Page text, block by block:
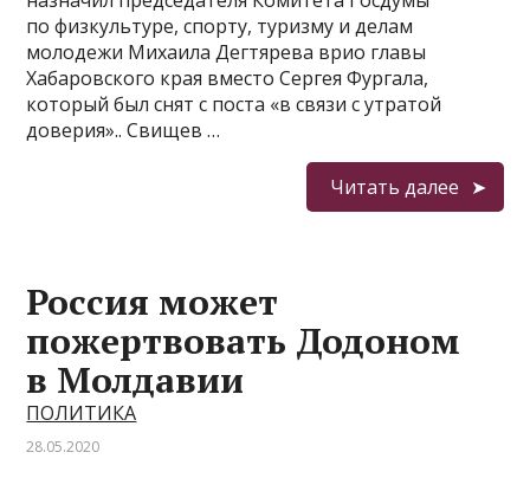
по физкультуре, спорту, туризму и делам
молодежи Михаила Дегтярева врио главы
Хабаровского края вместо Сергея Фургала,
который был снят с поста «в связи с утратой
доверия».. Свищев …
Читать далее
Россия может
пожертвовать Додоном
в Молдавии
ПОЛИТИКА
28.05.2020